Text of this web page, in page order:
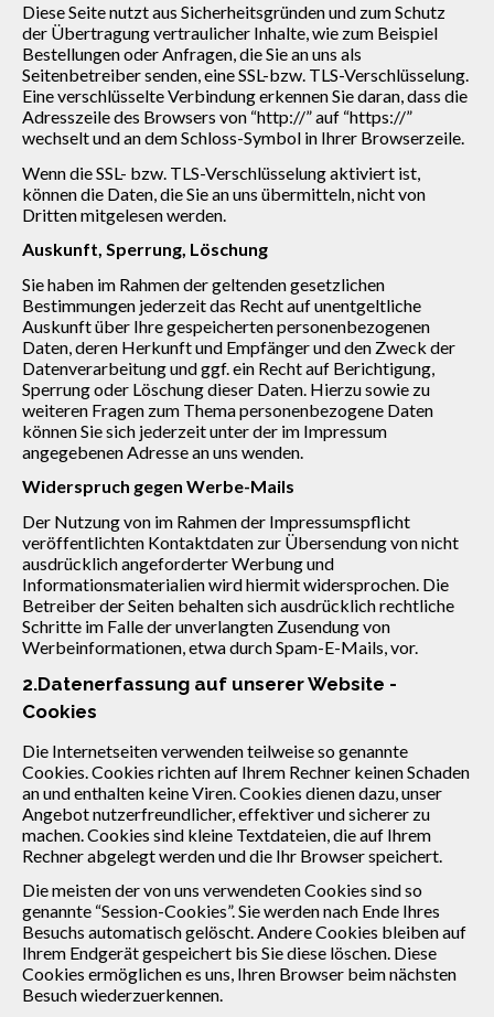
Diese Seite nutzt aus Sicherheitsgründen und zum Schutz
der Übertragung vertraulicher Inhalte, wie zum Beispiel
Bestellungen oder Anfragen, die Sie an uns als
Seitenbetreiber senden, eine SSL-bzw. TLS-Verschlüsselung.
Eine verschlüsselte Verbindung erkennen Sie daran, dass die
Adresszeile des Browsers von “http://” auf “https://”
wechselt und an dem Schloss-Symbol in Ihrer Browserzeile.
Wenn die SSL- bzw. TLS-Verschlüsselung aktiviert ist,
können die Daten, die Sie an uns übermitteln, nicht von
Dritten mitgelesen werden.
Auskunft, Sperrung, Löschung
Sie haben im Rahmen der geltenden gesetzlichen
Bestimmungen jederzeit das Recht auf unentgeltliche
Auskunft über Ihre gespeicherten personenbezogenen
Daten, deren Herkunft und Empfänger und den Zweck der
Datenverarbeitung und ggf. ein Recht auf Berichtigung,
Sperrung oder Löschung dieser Daten. Hierzu sowie zu
weiteren Fragen zum Thema personenbezogene Daten
können Sie sich jederzeit unter der im Impressum
angegebenen Adresse an uns wenden.
Widerspruch gegen Werbe-Mails
Der Nutzung von im Rahmen der Impressumspflicht
veröffentlichten Kontaktdaten zur Übersendung von nicht
ausdrücklich angeforderter Werbung und
Informationsmaterialien wird hiermit widersprochen. Die
Betreiber der Seiten behalten sich ausdrücklich rechtliche
Schritte im Falle der unverlangten Zusendung von
Werbeinformationen, etwa durch Spam-E-Mails, vor.
2.Datenerfassung auf unserer Website -
Cookies
Die Internetseiten verwenden teilweise so genannte
Cookies. Cookies richten auf Ihrem Rechner keinen Schaden
an und enthalten keine Viren. Cookies dienen dazu, unser
Angebot nutzerfreundlicher, effektiver und sicherer zu
machen. Cookies sind kleine Textdateien, die auf Ihrem
Rechner abgelegt werden und die Ihr Browser speichert.
Die meisten der von uns verwendeten Cookies sind so
genannte “Session-Cookies”. Sie werden nach Ende Ihres
Besuchs automatisch gelöscht. Andere Cookies bleiben auf
Ihrem Endgerät gespeichert bis Sie diese löschen. Diese
Cookies ermöglichen es uns, Ihren Browser beim nächsten
Besuch wiederzuerkennen.